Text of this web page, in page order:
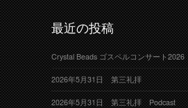
最近の投稿
Crystal Beads ゴスペルコンサート2026
2026年5月31日 第三礼拝
2026年5月31日 第三礼拝 Podcast